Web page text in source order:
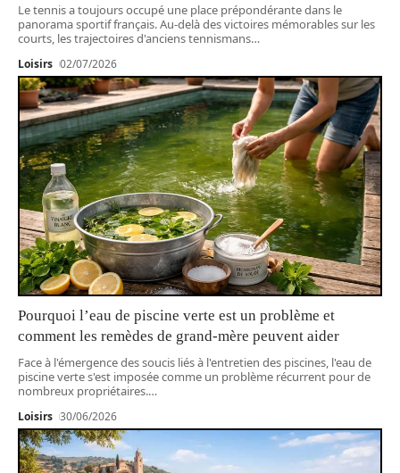
Le tennis a toujours occupé une place prépondérante dans le
panorama sportif français. Au-delà des victoires mémorables sur les
courts, les trajectoires d'anciens tennismans…
Loisirs 02/07/2026
Pourquoi l’eau de piscine verte est un problème et
comment les remèdes de grand-mère peuvent aider
Face à l'émergence des soucis liés à l'entretien des piscines, l'eau de
piscine verte s'est imposée comme un problème récurrent pour de
nombreux propriétaires.…
Loisirs 30/06/2026